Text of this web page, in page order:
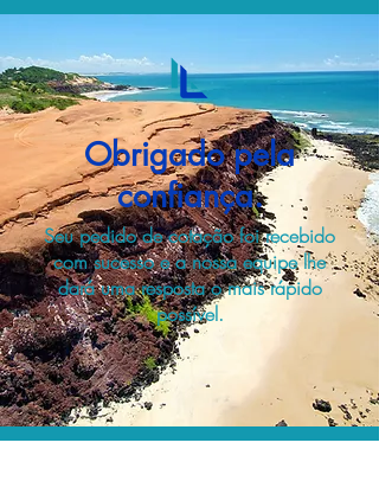
Obrigado pela
confiança.
Seu pedido de cotação foi recebido
com sucesso e a nossa equipe lhe
dará uma resposta o mais rápido
possível.